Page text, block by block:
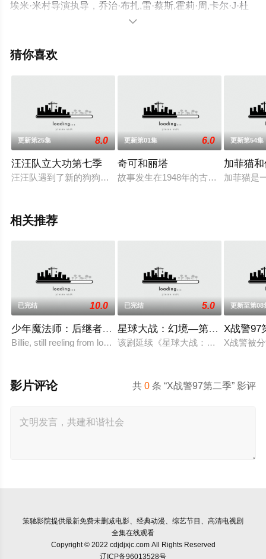
埃米·米村导演执导，乔治·布扎,雷·蔡斯,霍莉·周,卡尔·J·杜
德,詹妮弗·黑尔,JP·卡利亚赫,罗斯·马昆德,艾莉森·西莉-史密
的美国动漫，手机免费观看高清无删减完整版动漫全集就

猜你喜欢
更新第25集 8.0
汪汪队立大功第七季
汪汪队遇到了新的狗狗兼恐龙专家——乐乐，凭借全新坚固的恐
更新第01集 6.0
奇可和丽塔
故事发生在1948年的古巴，一次偶然
更新第54集
加菲猫
加菲猫是
相关推荐
已完结 10.0
少年魔法师：后继者第三季
Billie, still reeling from losing Alex at the end of
已完结 5.0
星球大战：幻境—第九个绝地武
该剧延续《星球大战：幻境》的世界
更新至第08
X战警97
X战警被
共0 条 “X战警97第二季” 影评
影片评论
策驰影院提供最新免费未删减电影、经典动漫、综艺节目、高清电视剧
全集在线观看
Copyright © 2022 cdjdjxjc.com All Rights Reserved
辽ICP备96013528号